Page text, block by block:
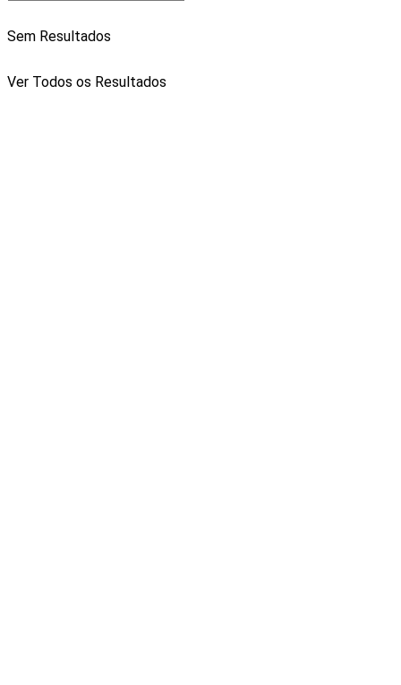
Sem Resultados
Ver Todos os Resultados